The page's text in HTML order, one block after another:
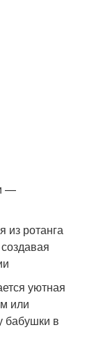
из ротанга
уютная
или
бабушки в